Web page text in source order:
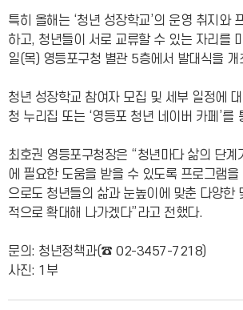
특히 올해는 ‘청년 성장학교’의 운영 취지와
하고, 청년들이 서로 교류할 수 있는 자리를
일(목) 영등포구청 별관 5층에서 발대식을 개
청년 성장학교 참여자 모집 및 세부 일정에
청 누리집 또는 ‘영등포 청년 네이버 카페’를
최호권 영등포구청장은 “청년마다 삶의 단계
에 필요한 도움을 받을 수 있도록 프로그램을
으로도 청년들의 삶과 눈높이에 맞춘 다양한
적으로 확대해 나가겠다”라고 전했다.
문의: 청년정책과(☎ 02-3457-7218)
사진: 1부